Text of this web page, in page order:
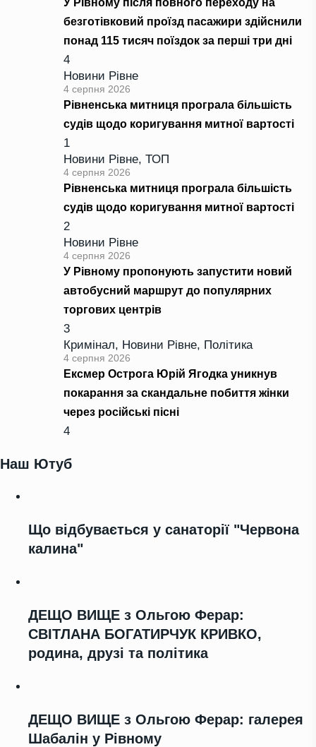
безготівковий проїзд пасажири здійснили
понад 115 тисяч поїздок за перші три дні
4
Новини Рівне
4 серпня 2026
Рівненська митниця програла більшість
судів щодо коригування митної вартості
1
Новини Рівне, ТОП
4 серпня 2026
Рівненська митниця програла більшість
судів щодо коригування митної вартості
2
Новини Рівне
4 серпня 2026
У Рівному пропонують запустити новий
автобусний маршрут до популярних
торгових центрів
3
Кримінал, Новини Рівне, Політика
4 серпня 2026
Ексмер Острога Юрій Ягодка уникнув
покарання за скандальне побиття жінки
через російські пісні
4
Наш Ютуб
Що відбувається у санаторії "Червона
калина"
ДЕЩО ВИЩЕ з Ольгою Ферар:
СВІТЛАНА БОГАТИРЧУК КРИВКО,
родина, друзі та політика
ДЕЩО ВИЩЕ з Ольгою Ферар: галерея
Шабалін у Рівному